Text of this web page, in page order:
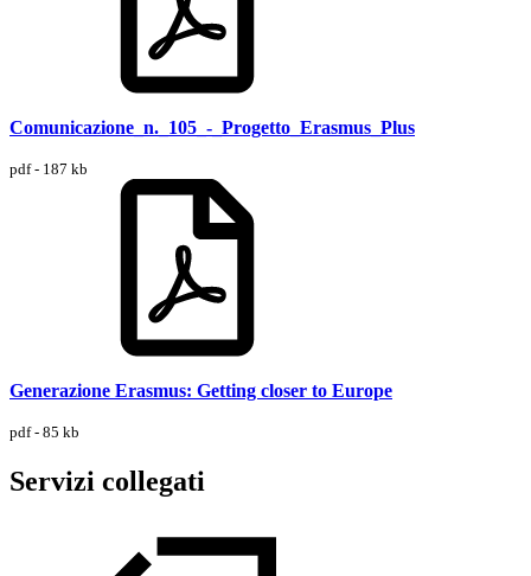
Comunicazione_n._105_-_Progetto_Erasmus_Plus
pdf - 187 kb
Generazione Erasmus: Getting closer to Europe
pdf - 85 kb
Servizi collegati